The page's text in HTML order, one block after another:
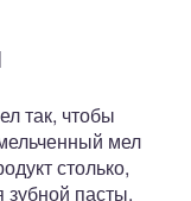
так, чтобы
мел
столько,
зубной пасты.